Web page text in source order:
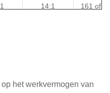
14:1 161 of
90 kW
het werkvermogen van